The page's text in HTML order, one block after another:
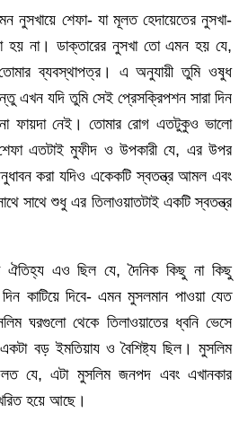
নুসখায়ে শেফা- যা মূলত হেদায়েতের নুসখা-
হয় না। ডাক্তারের নুসখা তো এমন হয় যে,
ব্যবস্থাপত্র। এ অনুযায়ী তুমি ওষুধ
এখন যদি তুমি সেই প্রেসক্রিপশন সারা দিন
ফায়দা নেই। তোমার রোগ এতটুকুও ভালো
এতটাই মুফীদ ও উপকারী যে, এর উপর
করা যদিও একেকটি স্বতন্ত্র আমল এবং
সাথে শুধু এর তিলাওয়াতটাই একটি স্বতন্ত্র
এও ছিল যে, দৈনিক কিছু না কিছু
কাটিয়ে দিবে- এমন মুসলমান পাওয়া যেত
ঘরগুলো থেকে তিলাওয়াতের ধ্বনি ভেসে
বড় ইমতিয়ায ও বৈশিষ্ট্য ছিল। মুসলিম
যে, এটা মুসলিম জনপদ এবং এখানকার
হয়ে আছে।